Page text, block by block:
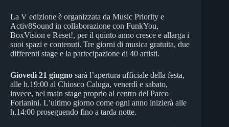
La V edizione è organizzata da Music Priority e
Activ8Sound in collaborazione con FunkYou,
BoxVision e Reset!, per il quinto anno cresce e allarga i
suoi spazi e contenuti. Tre giorni di musica gratuita, due
differenti stage e la partecipazione di 40 artisti.
Giovedì 21 giugno sarà l’apertura ufficiale della festa,
alle h.19:00 al Chiosco Caluga, venerdì e sabato,
invece, nel main stage proprio al centro del Parco
Forlanini. L’ultimo giorno come ogni anno inizierà alle
h.14:00 proseguendo fino a tarda notte.